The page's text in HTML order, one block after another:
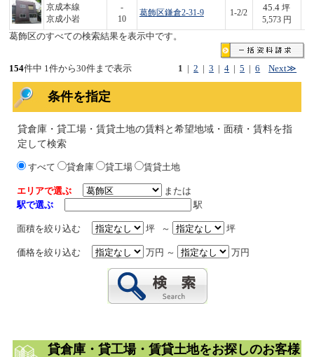
京成本線
京成小岩
-
10
葛飾区鎌倉2-31-9 1-2/2
45.4 坪
5,573 円
葛飾区のすべての検索結果を表示中です。
1 |2 |3 |4 |5 |6 Next≫
154件中 1件から30件まで表示
条件を指定
貸倉庫・貸工場・賃貸土地の賃料と希望地域・面積・賃料を指
定して検索
すべて 貸倉庫 貸工場 賃貸土地
エリアで選ぶ
または
駅で選ぶ
駅
面積を絞り込む 坪 ～ 坪
価格を絞り込む 万円 ～ 万円
貸倉庫・貸工場・賃貸土地をお探しのお客様